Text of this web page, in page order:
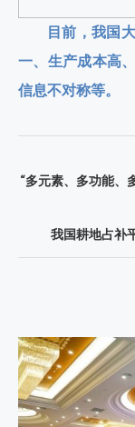
目前，我国
一、生产成本高
信息不对称等。
“多元素、多功能、
我国耕地占补